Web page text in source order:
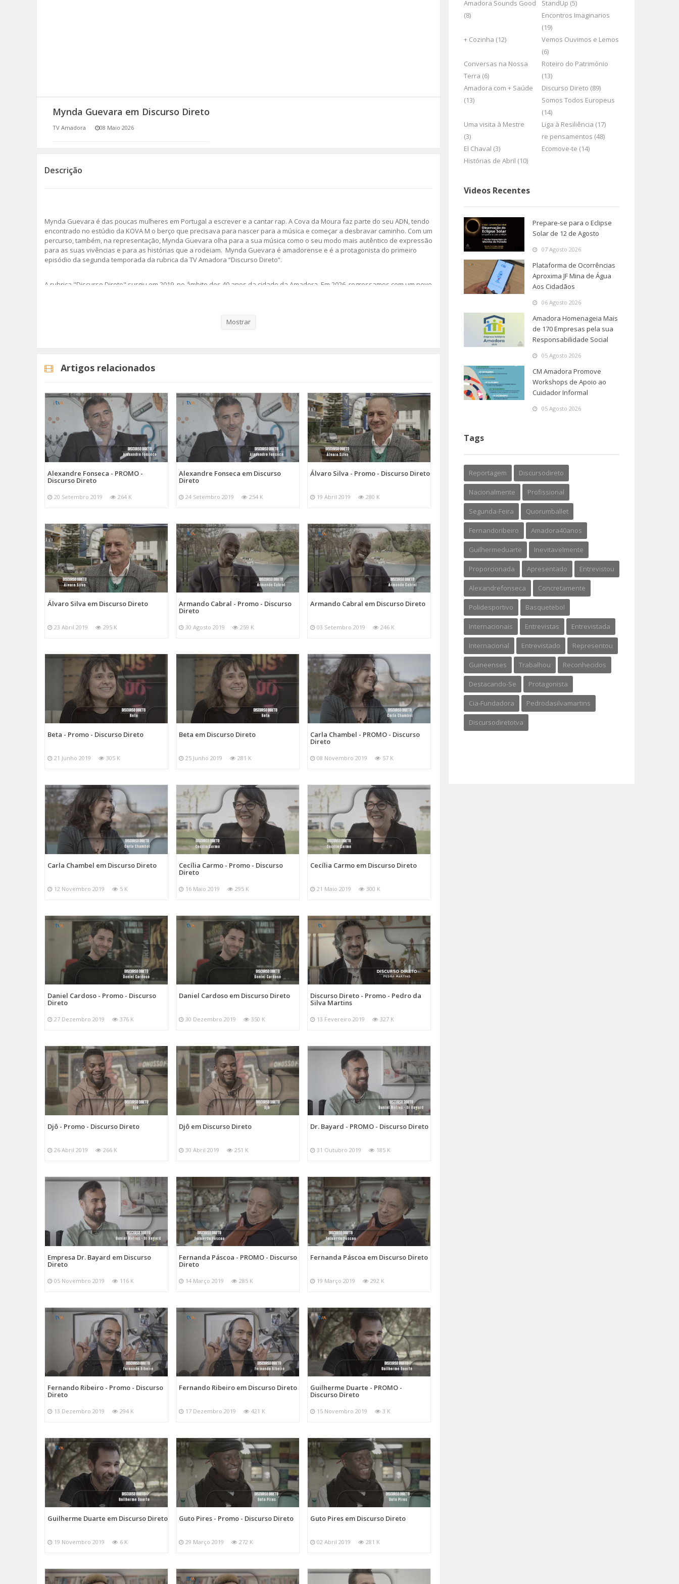
(RE) PENSAMENTOS
Mynda Guevara em Discurso Direto
TV Amadora 08 Maio 2026
Descrição
Mynda Guevara é das poucas mulheres em Portugal a escrever e a cantar rap. A Cova da Moura faz parte do seu ADN, tendo
encontrado no estúdio da KOVA M o berço que precisava para nascer para a música e começar a desbravar caminho. Com um
percurso, também, na representação, Mynda Guevara olha para a sua música como o seu modo mais autêntico de expressão
para as suas vivências e para as histórias que a rodeiam. Mynda Guevara é amadorense e é a protagonista do primeiro
episódio da segunda temporada da rubrica da TV Amadora “Discurso Direto”.
A rubrica "Discurso Direto" surgiu em 2019, no âmbito dos 40 anos da cidade da Amadora. Em 2026, regressamos com um novo
#myndaguevara
Categorias Programas Discurso Direto
Mostrar
Artigos relacionados
Alexandre Fonseca - PROMO -
Discurso Direto
20 Setembro 2019 264 K
Alexandre Fonseca em Discurso
Direto
24 Setembro 2019 254 K
Álvaro Silva - Promo - Discurso Direto
19 Abril 2019 280 K
Álvaro Silva em Discurso Direto
23 Abril 2019 295 K
Armando Cabral - Promo - Discurso
Direto
30 Agosto 2019 259 K
Armando Cabral em Discurso Direto
03 Setembro 2019 246 K
Beta - Promo - Discurso Direto
21 Junho 2019 305 K
Beta em Discurso Direto
25 Junho 2019 281 K
Carla Chambel - PROMO - Discurso
Direto
08 Novembro 2019 57 K
Carla Chambel em Discurso Direto
12 Novembro 2019 5 K
Cecília Carmo - Promo - Discurso
Direto
16 Maio 2019 295 K
Cecília Carmo em Discurso Direto
21 Maio 2019 300 K
Daniel Cardoso - Promo - Discurso
Direto
27 Dezembro 2019 376 K
Daniel Cardoso em Discurso Direto
30 Dezembro 2019 350 K
Discurso Direto - Promo - Pedro da
Silva Martins
13 Fevereiro 2019 327 K
Djô - Promo - Discurso Direto
26 Abril 2019 266 K
Djô em Discurso Direto
30 Abril 2019 251 K
Dr. Bayard - PROMO - Discurso Direto
31 Outubro 2019 185 K
Empresa Dr. Bayard em Discurso
Direto
05 Novembro 2019 116 K
Fernanda Páscoa - PROMO - Discurso
Direto
14 Março 2019 285 K
Fernanda Páscoa em Discurso Direto
19 Março 2019 292 K
Fernando Ribeiro - Promo - Discurso
Direto
13 Dezembro 2019 294 K
Fernando Ribeiro em Discurso Direto
17 Dezembro 2019 421 K
Guilherme Duarte - PROMO -
Discurso Direto
15 Novembro 2019 3 K
Guilherme Duarte em Discurso Direto
19 Novembro 2019 6 K
Guto Pires - Promo - Discurso Direto
29 Março 2019 272 K
Guto Pires em Discurso Direto
02 Abril 2019 281 K
Amadora Sounds Good
(8)
StandUp (5)
Encontros Imaginarios
(19)
+ Cozinha (12)
Vemos Ouvimos e Lemos
(6)
Conversas na Nossa
Terra (6)
Roteiro do Património
(13)
Amadora com + Saúde
(13)
Discurso Direto (89)
Somos Todos Europeus
(14)
Uma visita à Mestre
(3)
Liga à Resiliência (17)
re pensamentos (48)
El Chaval (3)
Ecomove-te (14)
Histórias de Abril (10)
Videos Recentes
Prepare-se para o Eclipse
Solar de 12 de Agosto
07 Agosto 2026
Plataforma de Ocorrências
Aproxima JF Mina de Água
Aos Cidadãos
06 Agosto 2026
Amadora Homenageia Mais
de 170 Empresas pela sua
Responsabilidade Social
05 Agosto 2026
CM Amadora Promove
Workshops de Apoio ao
Cuidador Informal
05 Agosto 2026
Tags
Reportagem Discursodireto
Nacionalmente Profissional
Segunda-Feira Quorumballet
Fernandoribeiro Amadora40anos
Guilhermeduarte Inevitavelmente
Proporcionada Apresentado Entrevistou
Alexandrefonseca Concretamente
Polidesportivo Basquetebol
Internacionais Entrevistas Entrevistada
Internacional Entrevistado Representou
Guineenses Trabalhou Reconhecidos
Destacando-Se Protagonista
Cia-Fundadora Pedrodasilvamartins
Discursodiretotva